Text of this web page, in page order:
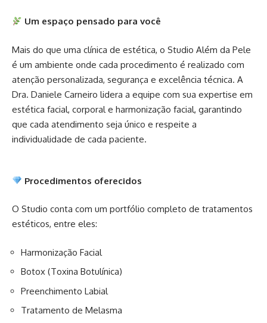
Um espaço pensado para você
Mais do que uma clínica de estética, o Studio Além da Pele
é um ambiente onde cada procedimento é realizado com
atenção personalizada, segurança e excelência técnica. A
Dra. Daniele Carneiro lidera a equipe com sua expertise em
estética facial, corporal e harmonização facial, garantindo
que cada atendimento seja único e respeite a
individualidade de cada paciente.
Procedimentos oferecidos
O Studio conta com um portfólio completo de tratamentos
estéticos, entre eles:
Harmonização Facial
Botox (Toxina Botulínica)
Preenchimento Labial
Tratamento de Melasma